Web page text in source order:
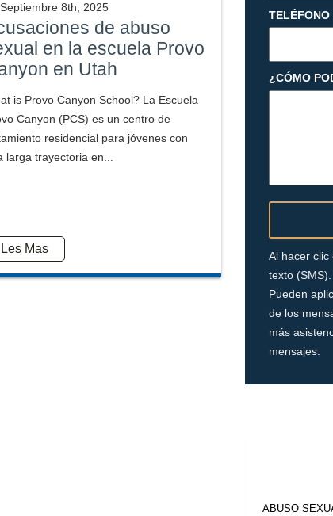
Septiembre 8th, 2025
de abuso
en la escuela Provo
en Utah
is Provo Canyon School? La Escuela
Canyon (PCS) es un centro de
residencial para jóvenes con
larga trayectoria en...
Les Mas
TELÉFONO
¿CÓMO
Al hacer clic
texto (SMS).
Pueden
de los
más
mensajes.
ABUSO